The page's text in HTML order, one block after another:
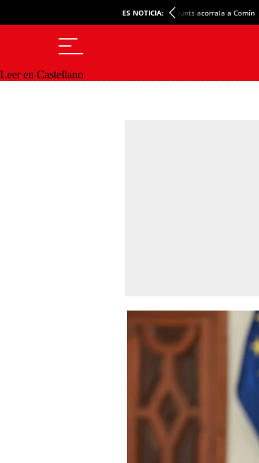
ES NOTICIA: Junts acorrala a Comín
Leer en Castellano